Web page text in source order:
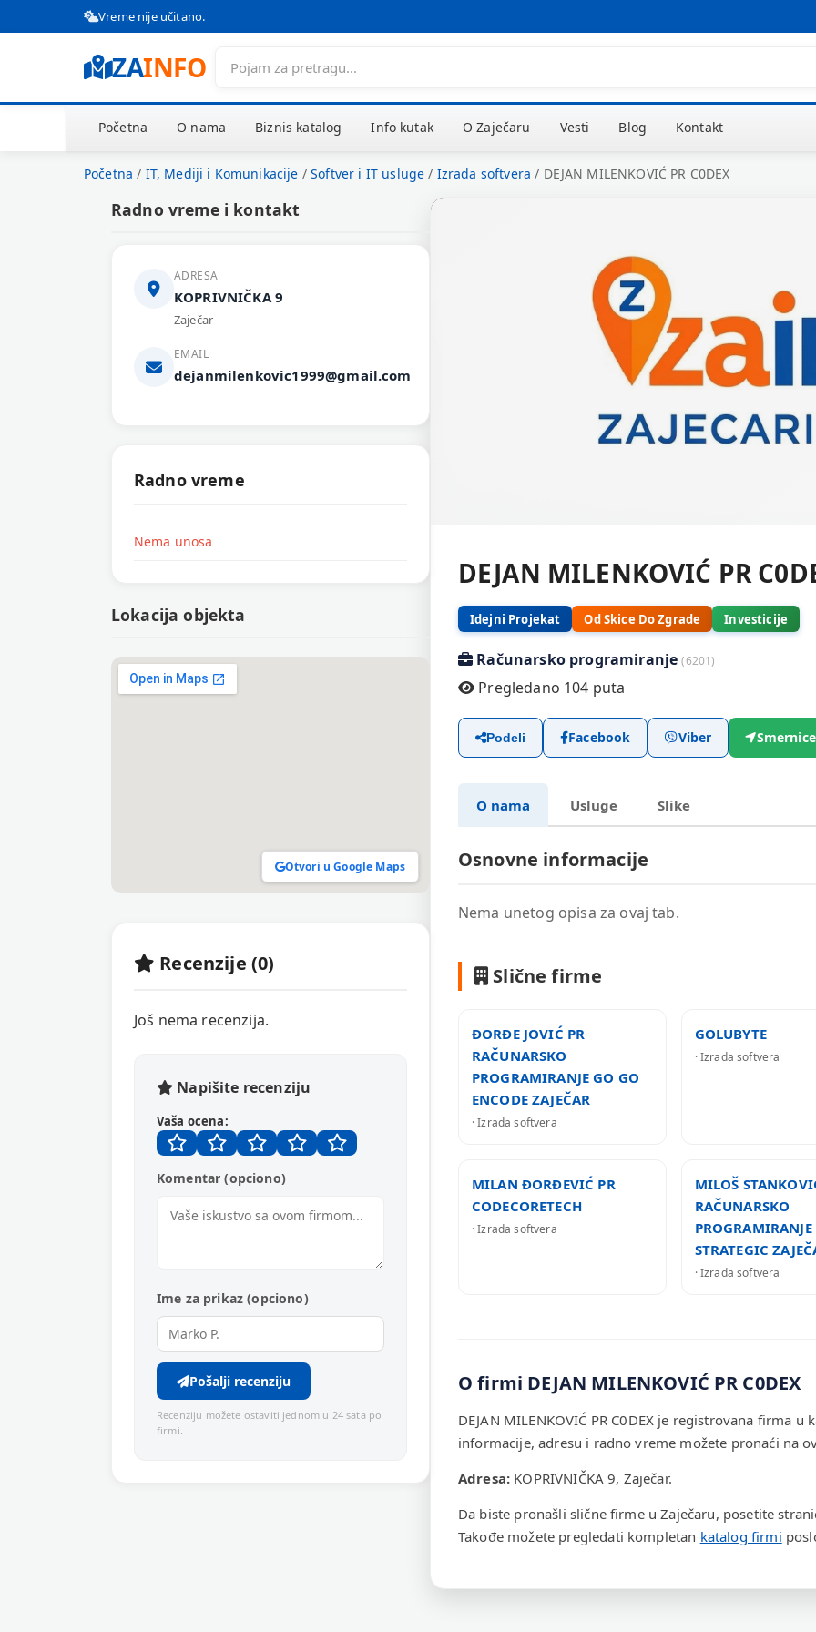
Vreme nije učitano.
ZAINFO
Početna O nama Biznis katalog Info kutak O Zaječaru Vesti Blog Kontakt
Početna / IT, Mediji i Komunikacije /Softver i IT usluge / Izrada softvera / DEJAN MILENKOVIĆ PR C0DEX
DEJAN MILENKOVIĆ PR
Idejni Projekat Od Skice Do Zgrade Investicije
Računarsko programiranje(6201)
Pregledano 104 puta
Podeli Facebook Viber Smernice
O nama Usluge Slike
Osnovne informacije
Nema unetog opisa za ovaj tab.
Slične firme
ĐORĐE JOVIĆ PR
RAČUNARSKO
PROGRAMIRANJE GO GO
ENCODE ZAJEČAR
· Izrada softvera
GOLUBYTE
· Izrada softvera
MILAN ĐORĐEVIĆ PR
CODECORETECH
· Izrada softvera
MILOŠ
RAČUNARSKO
PROGRAMIRANJE
STRATEGIC
· Izrada softvera
O firmi DEJAN MILENKOVIĆ PR C0DEX
DEJAN MILENKOVIĆ PR C0DEX je registrovana firma
informacije, adresu i radno vreme možete pronaći na
Adresa: KOPRIVNIČKA 9, Zaječar.
Da biste pronašli slične firme u Zaječaru, posetite
Takođe možete pregledati kompletan katalog firmi
Radno vreme i kontakt
ADRESA
KOPRIVNIČKA 9
Zaječar
EMAIL
dejanmilenkovic1999@gmail.com
Radno vreme
Nema unosa
Lokacija objekta
Otvori u Google Maps
Recenzije (0)
Još nema recenzija.
Napišite recenziju
Vaša ocena:
Komentar (opciono)
Ime za prikaz (opciono)
Pošalji recenziju
Recenziju možete ostaviti jednom u 24 sata po
firmi.